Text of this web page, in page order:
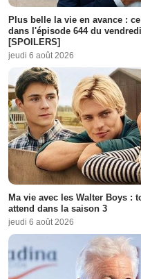
Plus belle la vie en avance :
dans l'épisode 644 du
[SPOILERS]
jeudi 6 août 2026
Ma vie avec les Walter Boys :
attend dans la saison 3
jeudi 6 août 2026